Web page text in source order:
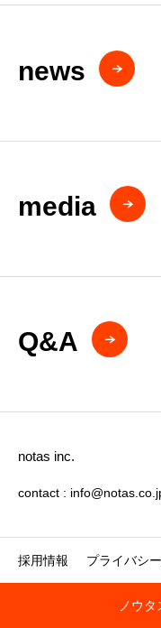
news
media
Q&A
notas inc.
contact :
採用情報 プライバシ
ノウ